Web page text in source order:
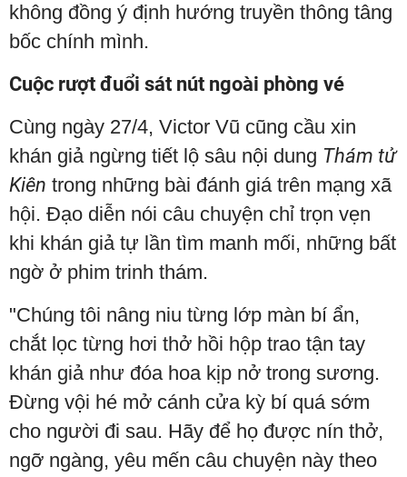
không đồng ý định hướng truyền thông tâng
bốc chính mình.
Cuộc rượt đuổi sát nút ngoài phòng vé
Cùng ngày 27/4, Victor Vũ cũng cầu xin
khán giả ngừng tiết lộ sâu nội dung Thám tử
Kiên trong những bài đánh giá trên mạng xã
hội. Đạo diễn nói câu chuyện chỉ trọn vẹn
khi khán giả tự lần tìm manh mối, những bất
ngờ ở phim trinh thám.
"Chúng tôi nâng niu từng lớp màn bí ẩn,
chắt lọc từng hơi thở hồi hộp trao tận tay
khán giả như đóa hoa kịp nở trong sương.
Đừng vội hé mở cánh cửa kỳ bí quá sớm
cho người đi sau. Hãy để họ được nín thở,
ngỡ ngàng, yêu mến câu chuyện này theo